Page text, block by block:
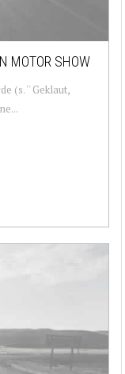
MOTOR SHOW
(s. '' Geklaut,